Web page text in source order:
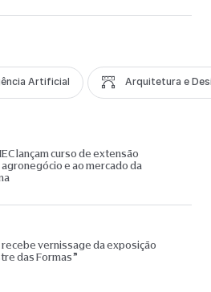
Artificial Arquitetura e
lançam curso de extensão
e ao mercado da
recebe vernissage da exposição
das Formas”